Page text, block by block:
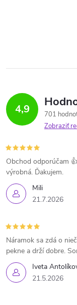
4,9
701
Zobraziť
Mili
21.7.2026
Obchod odporúčam
výrobná. Ďakujem.
Iveta
21.5.2026
Náramok sa zdá o
pekne a drží dobre.